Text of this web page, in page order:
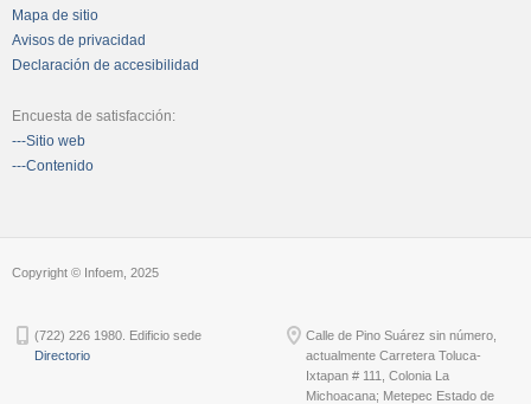
Mapa de sitio
Avisos de privacidad
Declaración de accesibilidad
Encuesta de satisfacción:
---Sitio web
---Contenido
Copyright © Infoem, 2025
(722) 226 1980. Edificio sede
Directorio
Calle de Pino Suárez sin número,
actualmente Carretera Toluca-
Ixtapan # 111, Colonia La
Michoacana; Metepec Estado de